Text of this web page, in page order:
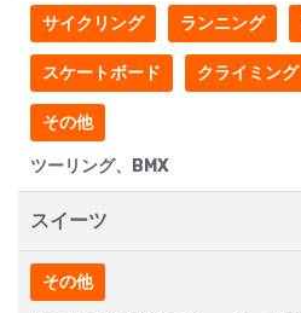
サイクリング ランニング
スケートボード クライミング
その他
ツーリング、BMX
スイーツ
その他